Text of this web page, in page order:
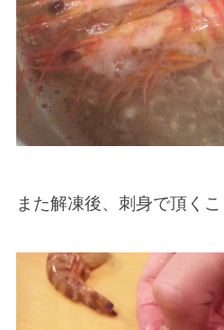
また解凍後、刺身で頂くこ